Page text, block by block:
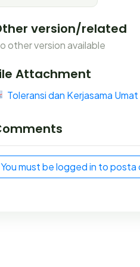
version/related
other version available
Attachment
Toleransi dan Kerjasama
You must be logged in to posta